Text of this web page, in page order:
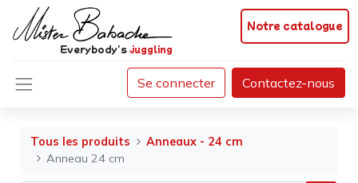
Notre catalogue
Everybody'sjuggling
Se connecter Contactez-nous
Tous les produits
Anneaux - 24 cm
Anneau 24 cm